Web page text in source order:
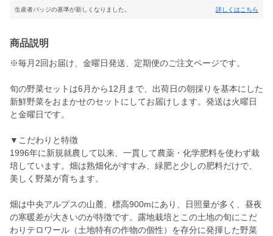
生産者バッジの基準が新しくなりました。 詳しくはこちら
商品説明
※毎月2回お届け、金曜日発送、定期便のご注文ページです。
旬の野菜セットは6月から12月まで、出荷日の朝採りを基本にした
新鮮野菜をおまかせのセットにしてお届けします。発送は火曜日
と金曜日です。
▼こだわりと特徴
1996年に新規就農して以来、一貫して農薬・化学肥料を使わず栽
培しています。畑は熟畑化がすすみ、緑肥と少しの肥料だけで、
美しく野菜が育ちます。
畑は中央アルプスの山麓、標高900mにあり、日照量が多く、昼夜
の寒暖差が大きいのが特徴です。露地栽培とこの土地の旬にこだ
わりテロワール（土地特有の作物の個性）を存分に発揮した野菜